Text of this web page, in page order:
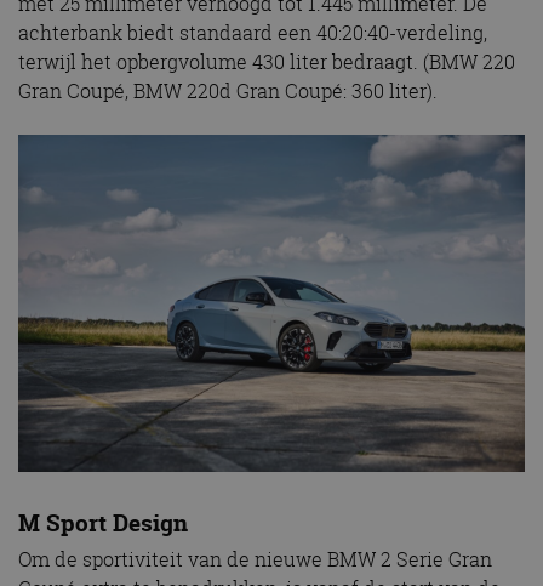
achterbank biedt standaard een 40:20:40-verdeling,
terwijl het opbergvolume 430 liter bedraagt. (BMW 220
Gran Coupé, BMW 220d Gran Coupé: 360 liter).
M Sport Design
Om de sportiviteit van de nieuwe BMW 2 Serie Gran